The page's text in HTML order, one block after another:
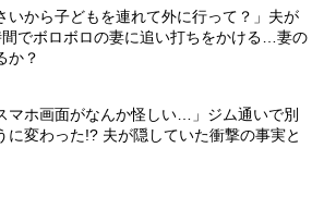
いから子どもを連れて外に行って？」夫が
間でボロボロの妻に追い打ちをかける…妻の
か？
マホ画面がなんか怪しい…」ジム通いで別
に変わった!? 夫が隠していた衝撃の事実と